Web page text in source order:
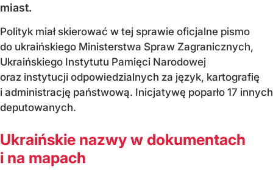
miast.
Polityk miał skierować w tej sprawie oficjalne pismo
do ukraińskiego Ministerstwa Spraw Zagranicznych,
Ukraińskiego Instytutu Pamięci Narodowej
oraz instytucji odpowiedzialnych za język, kartografię
i administrację państwową. Inicjatywę poparło 17 innych
deputowanych.
Ukraińskie nazwy w dokumentach
i na mapach